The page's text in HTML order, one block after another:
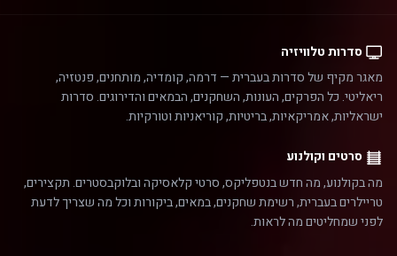
סדרות טלוויזיה
מאגר מקיף של סדרות בעברית — דרמה, קומדיה, מותחנים, פנטזיה,
ריאליטי. כל הפרקים, העונות, השחקנים, הבמאים והדירוגים. סדרות
ישראליות, אמריקאיות, בריטיות, קוריאניות וטורקיות.
סרטים וקולנוע
מה בקולנוע, מה חדש בנטפליקס, סרטי קלאסיקה ובלוקבסטרים. תקצירים,
טריילרים בעברית, רשימת שחקנים, במאים, ביקורות וכל מה שצריך לדעת
לפני שמחליטים מה לראות.